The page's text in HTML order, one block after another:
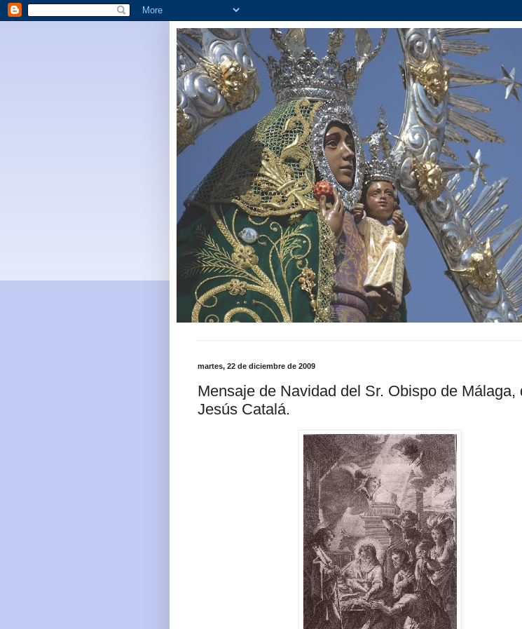
martes, 22 de diciembre de 2009
Mensaje de Navidad del Sr. Obispo de Málaga,
Jesús Catalá.